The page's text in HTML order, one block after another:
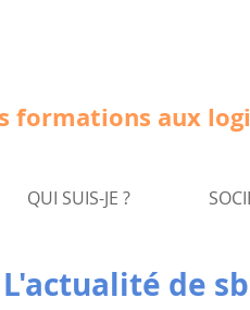
formations aux
QUI SUIS-JE ?
L'actualité de